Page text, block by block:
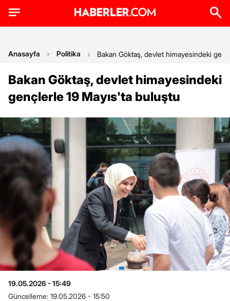
Anasayfa Politika Bakan Göktaş, devlet himayesindeki
Bakan Göktaş, devlet himayesindeki
gençlerle 19 Mayıs'ta buluştu
19.05.2026 - 15:49
Güncelleme: 19.05.2026 - 15:50